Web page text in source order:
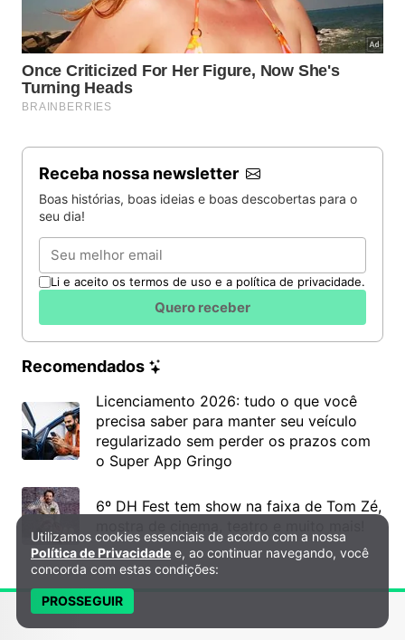
Receba nossa newsletter
Boas histórias, boas ideias e boas descobertas para o
seu dia!
Email
Li e aceito os termos de uso e a política de privacidade.
Quero receber
Recomendados
Licenciamento 2026: tudo o que você
precisa saber para manter seu veículo
regularizado sem perder os prazos com
o Super App Gringo
6º DH Fest tem show na faixa de Tom Zé,
Política de Privacidade e Cookies
Utilizamos cookies essenciais de acordo com a nossa
Política de Privacidade e, ao continuar navegando, você
concorda com estas condições:
PROSSEGUIR